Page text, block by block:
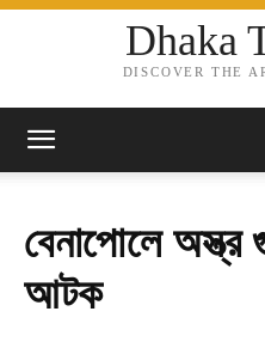
Dhaka
DISCOVER THE
বেনাপোলে অস্ত্র
আটক